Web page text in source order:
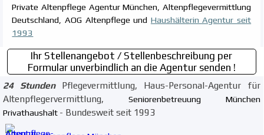
Private Altenpflege Agentur München, Altenpflegevermittlung
Deutschland, AOG Altenpflegeund Haushälterin Agentur seit
1993
Ihr Stellenangebot / Stellenbeschreibung per
Formular unverbindlich an die Agentur senden !
24 Stunden Pflegevermittlung, Haus-Personal-Agentur für
Altenpflegervermittlung,Seniorenbetreuung München
Privathaushalt - Bundesweit seit 1993